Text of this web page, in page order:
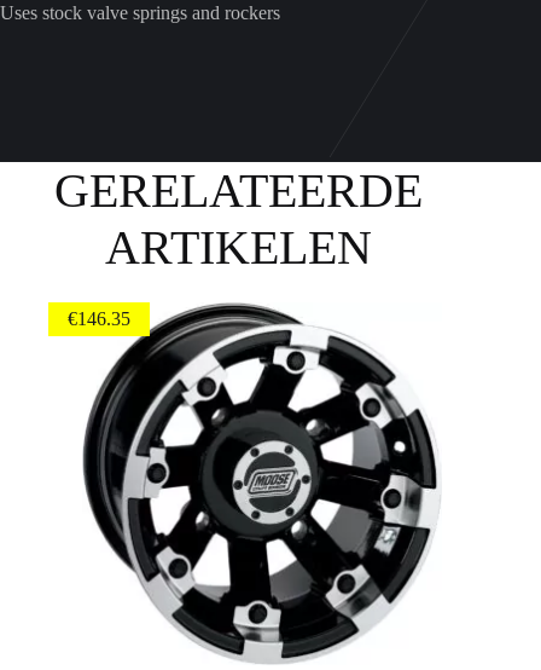
Uses stock valve springs and rockers
GERELATEERDE
ARTIKELEN
€146.35